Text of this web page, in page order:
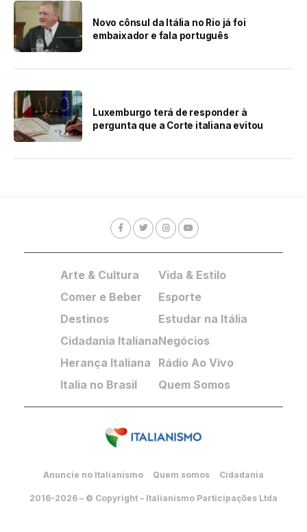
Novo cônsul da Itália no Rio já foi
embaixador e fala português
Luxemburgo terá de responder à
pergunta que a Corte italiana evitou
Arte & Cultura
Comer e Beber
Destinos
Cidadania Italiana
Herança Italiana
Italia no Brasil
Vida & Estilo
Esporte
Estudar na Itália
Negócios
Rádio Ao Vivo
Quem Somos
Anuncie no Italianismo Quem somos Cidadania
2016-2026 – © Copyright – Italianismo Participações Ltda